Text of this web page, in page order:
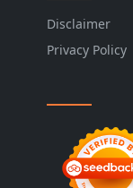
Disclaimer
Privacy Policy